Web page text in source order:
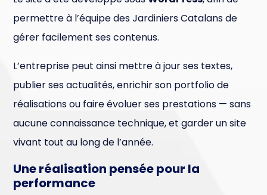
permettre à l’équipe des Jardiniers Catalans de
gérer facilement ses contenus.
L’entreprise peut ainsi mettre à jour ses textes,
publier ses actualités, enrichir son portfolio de
réalisations ou faire évoluer ses prestations — sans
aucune connaissance technique, et garder un site
vivant tout au long de l’année.
Une réalisation pensée pour la
performance